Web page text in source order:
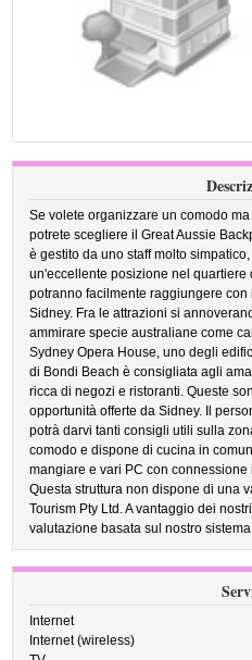
Se volete organizzare un comodo
potrete scegliere il Great Aussie
è gestito da uno staff molto
un'eccellente posizione nel quartiere
potranno facilmente raggiungere
Sidney. Fra le attrazioni si
ammirare specie australiane come
Sydney Opera House, uno degli
di Bondi Beach è consigliata agli
ricca di negozi e ristoranti. Queste
opportunità offerte da Sidney. Il
potrà darvi tanti consigli utili sulla
comodo e dispone di cucina in
mangiare e vari PC con
Questa struttura non dispone di una
Tourism Pty Ltd. A vantaggio dei
valutazione basata sul nostro
Internet
Internet (wireless)